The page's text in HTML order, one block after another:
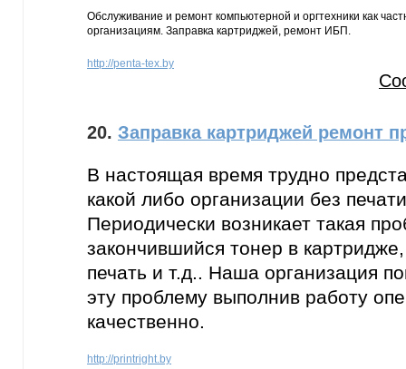
Обслуживание и ремонт компьютерной и оргтехники как
организациям. Заправка картриджей, ремонт ИБП.
http://penta-tex.by
20. Заправка картриджей ремонт
В настоящая время трудно
какой либо организации без
Периодически возникает такая
закончившийся тонер в
печать и т.д.. Наша организация
эту проблему выполнив работу
качественно.
http://printright.by